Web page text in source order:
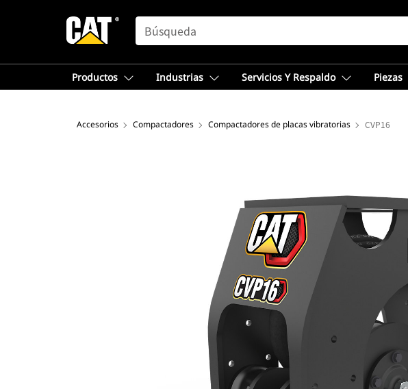
SEARCH
Productos Industrias Servicios Y Respaldo Piezas
Accesorios Compactadores Compactadores de placas vibratorias CVP16